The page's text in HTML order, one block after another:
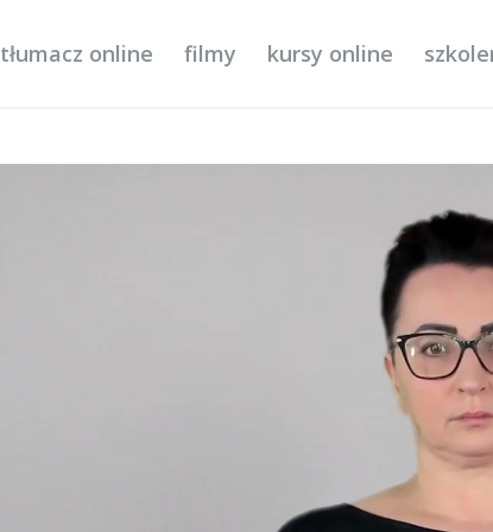
tłumacz online filmy kursy online